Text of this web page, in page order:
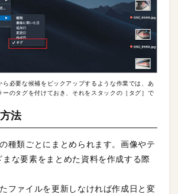
ら必要な候補をピックアップするような作業では、あ
ーのタグを付けておき、それをスタックの［タグ］で
法
種類ごとにまとめられます。画像やテ
まな要素をまとめた資料を作成する際
ファイルを更新しなければ作成日と変